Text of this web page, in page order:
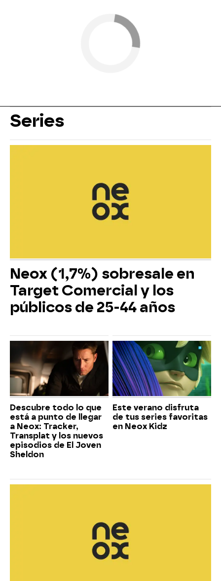
Series
Neox (1,7%) sobresale en
Target Comercial y los
públicos de 25-44 años
Descubre todo lo que
está a punto de llegar
a Neox: Tracker,
Transplat y los nuevos
episodios de El Joven
Sheldon
Este verano disfruta
de tus series favoritas
en Neox Kidz